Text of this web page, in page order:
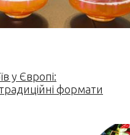
у Європі:
формати